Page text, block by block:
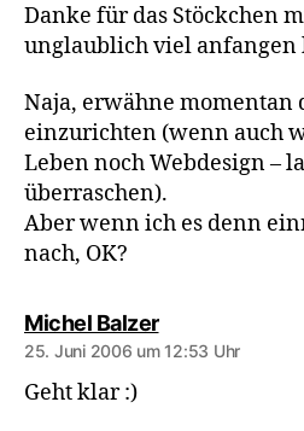
Danke für das Stöckchen
unglaublich viel anfangen
Naja, erwähne momentan
einzurichten (wenn auch
Leben noch Webdesign –
überraschen).
Aber wenn ich es denn
nach, OK?
Michel Balzersagt:
25. Juni 2006 um 12:53 Uhr
Geht klar :)